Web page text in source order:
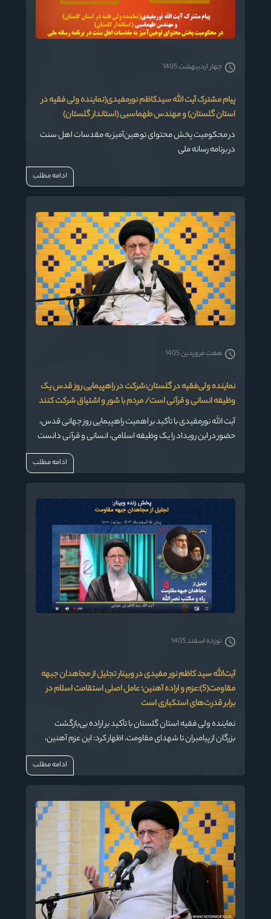
پیام مشترک آیت الله سیدکاظم نورمفیدی(نماینده ولی فقیه در
استان گلستان) و مهندس طهماسبی (استاندار گلستان)
در محکومیت پخش محتوای توهین‌آمیز به مقدسات اهل سنت
در برنامه رسانه ملی
چهار اردیبهشت 1405
ادامه مطلب
نماینده ولی‌فقیه در گلستان:شرکت در راهپیمایی روز قدس یک
وظیفه انسانی و قرآنی است/ مردم با شور و اشتیاق شرکت کنند
آیت الله نورمفیدی با تأکید بر اهمیت راهپیمایی روز جهانی قدس،
حضور در این رویداد را یک وظیفه اسلامی، انسانی و قرآنی دانست
و از مردم خواست با شور و اشتیاق در حمایت از مردم مظلوم
هفت فروردین 1405
ادامه مطلب
آیت‌الله سید کاظم نور مفیدی در وبینار تجلیل از مجاهدان جبهه
مقاومت(5):عزم و اراده آهنین؛ عامل اصلی استقامت اسلام در
برابر قدرت‌های استکباری است
نماینده ولی فقیه استان گلستان با تأکید بر اراده بی‌بازگشت
بزرگان از پیامبران تا شهدای مقاومت، اظهار کرد: این عزم آهنین،
عامل اصلی استقامت اسلام در برابر قدرت‌های استکباری و
نوزده اسفند 1405
ادامه مطلب